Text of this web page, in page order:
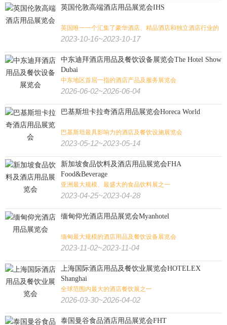
英国伦敦高端酒店用品展览会IHS
英国唯一一个汇集了豪华酒店、精品酒店和独立酒店行业的
论坛
2023-10-16~2023-10-17
中东迪拜酒店用品及餐饮设备展览会The Hotel Show
Dubai
中东地区首屈一指的酒店产品及服务展览会
2026-06-02~2026-06-04
巴基斯坦卡拉奇酒店用品展览会Horeca World
巴基斯坦最具影响力的酒店及餐饮设施展览会
2023-05-12~2023-05-14
新加坡食品饮料及酒店用品展览会FHA
Food&Beverage
亚洲最大规模、最盛大的食品饮料展之一
2023-04-25~2023-04-28
缅甸仰光酒店用品展览会Myanhotel
缅甸最大规模的酒店用品及餐饮设备展览会
2023-11-02~2023-11-04
上海国际酒店用品及餐饮业展览会HOTELEX
Shanghai
全球范围内最大的酒店餐饮展之一
2026-03-30~2026-04-02
泰国曼谷食品酒店用品展览会FHT